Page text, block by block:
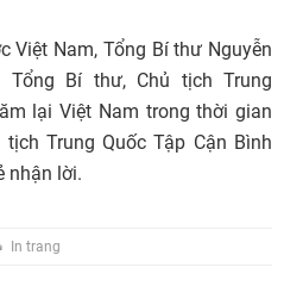
Việt Nam, Tổng Bí thư Nguyễn
Bí thư, Chủ tịch Trung
lại Việt Nam trong thời gian
Trung Quốc Tập Cận Bình
nhận lời.
In trang